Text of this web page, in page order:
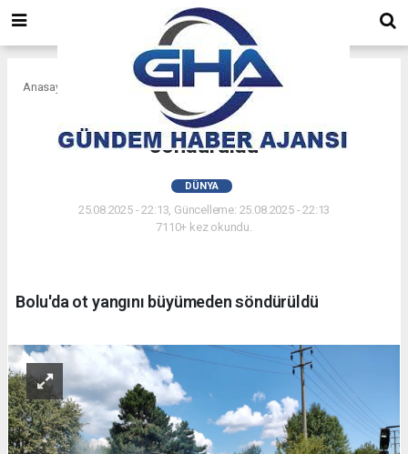
Anasayfa
Bolu'da ot yangını büyümeden
söndürüldü
DÜNYA
25.08.2025 - 22:13, Güncelleme: 25.08.2025 - 22:13
7110+ kez okundu.
Bolu'da ot yangını büyümeden söndürüldü